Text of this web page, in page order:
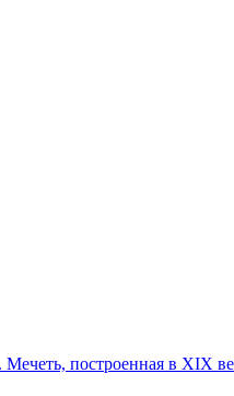
построенная в XIX